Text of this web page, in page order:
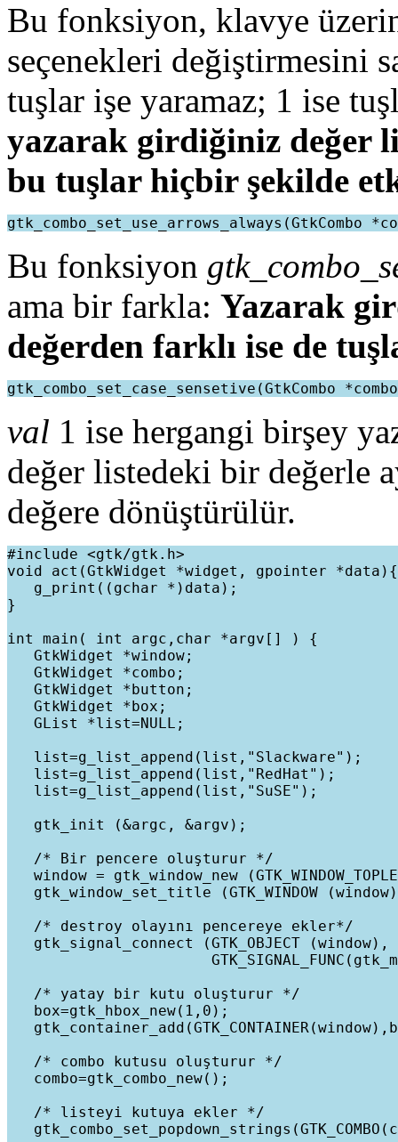
Bu fonksiyon, klavye
seçenekleri değiştirmesini
tuşlar işe yaramaz; 1 ise
yazarak girdiğiniz değer
bu tuşlar hiçbir şekilde
Bu fonksiyon
ama bir farkla: Yazarak
değerden farklı ise de
val 1 ise hergangi birşey
değer listedeki bir değerle
değere dönüştürülür.
#include <gtk/gtk.h>
void act(GtkWidget *widget, gpointer *data){
   g_print((gchar *)data);
}
int main( int argc,char *argv[] ) {
   GtkWidget *window;
   GtkWidget *combo;
   GtkWidget *button;
   GtkWidget *box;
   GList *list=NULL;
   list=g_list_append(list,"Slackware");
   list=g_list_append(list,"RedHat");
   list=g_list_append(list,"SuSE");
   gtk_init (&argc, &argv);
   /* Bir pencere oluşturur */
window = gtk_window_new
gtk_window_set_title (GTK_WINDOW
   /* destroy olayını pencereye ekler*/
gtk_signal_connect (GTK_OBJECT (window),
   /* yatay bir kutu oluşturur */
   box=gtk_hbox_new(1,0);
   /* combo kutusu oluşturur */
   combo=gtk_combo_new();
   /* listeyi kutuya ekler */